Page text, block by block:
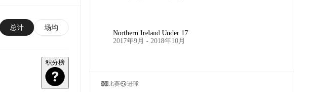
总计 场均
积分榜
Northern Ireland Under 17
2017年9月 - 2018年10月
比赛 进球